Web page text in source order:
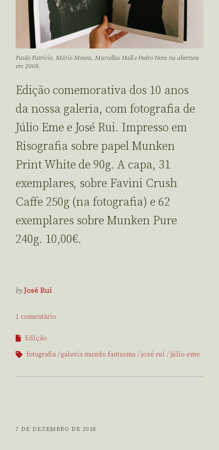
Paulo Patrício, Mário Moura, Marcellus Hall e Pedro Nora na abertura
em 2008.
Edição comemorativa dos 10 anos
da nossa galeria, com fotografia de
Júlio Eme e José Rui. Impresso em
Risografia sobre papel Munken
Print White de 90g. A capa, 31
exemplares, sobre Favini Crush
Caffe 250g (na fotografia) e 62
exemplares sobre Munken Pure
240g. 10,00€.
byJosé Rui
1 comentário
Edição
fotografia
galeria mundo fantasma josé rui júlio eme
7 DE DEZEMBRO DE 2018